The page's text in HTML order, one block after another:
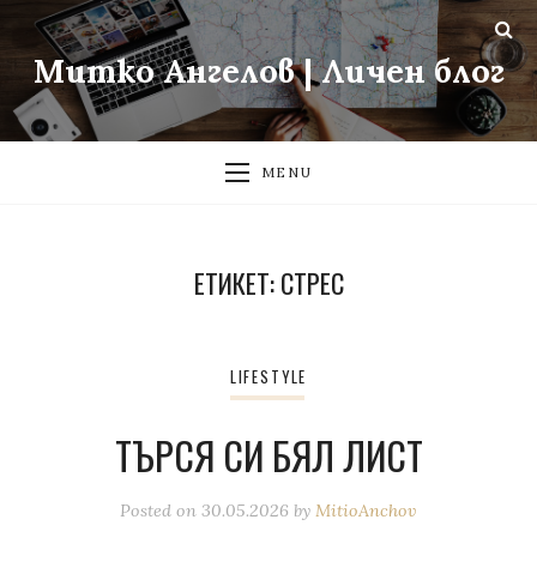
Митко Ангелов | Личен блог
MENU
ЕТИКЕТ:СТРЕС
LIFESTYLE
ТЪРСЯ СИ БЯЛ ЛИСТ
Posted on 30.05.2026 by MitioAnchov